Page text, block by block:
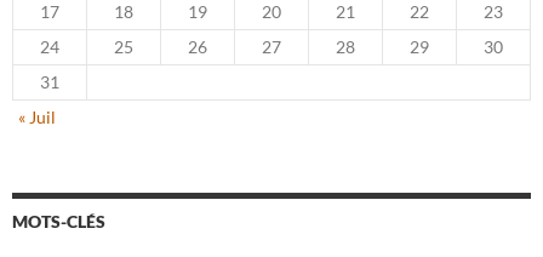
17
18 19 20 21 22
23
24
25 26 27 28 29
30
31
« Juil
MOTS-CLÉS